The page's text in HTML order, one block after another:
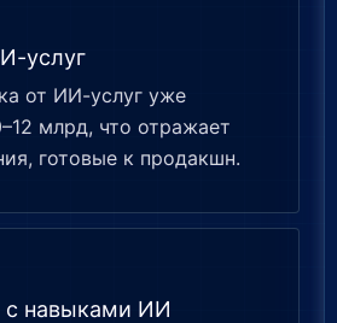
услуг
от ИИ-услуг уже
млрд, что отражает
готовые к продакшн.
с навыками ИИ